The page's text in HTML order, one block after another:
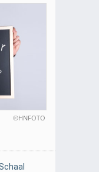
©HNFOTO